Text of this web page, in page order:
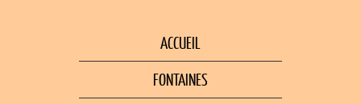
ACCUEIL
FONTAINES